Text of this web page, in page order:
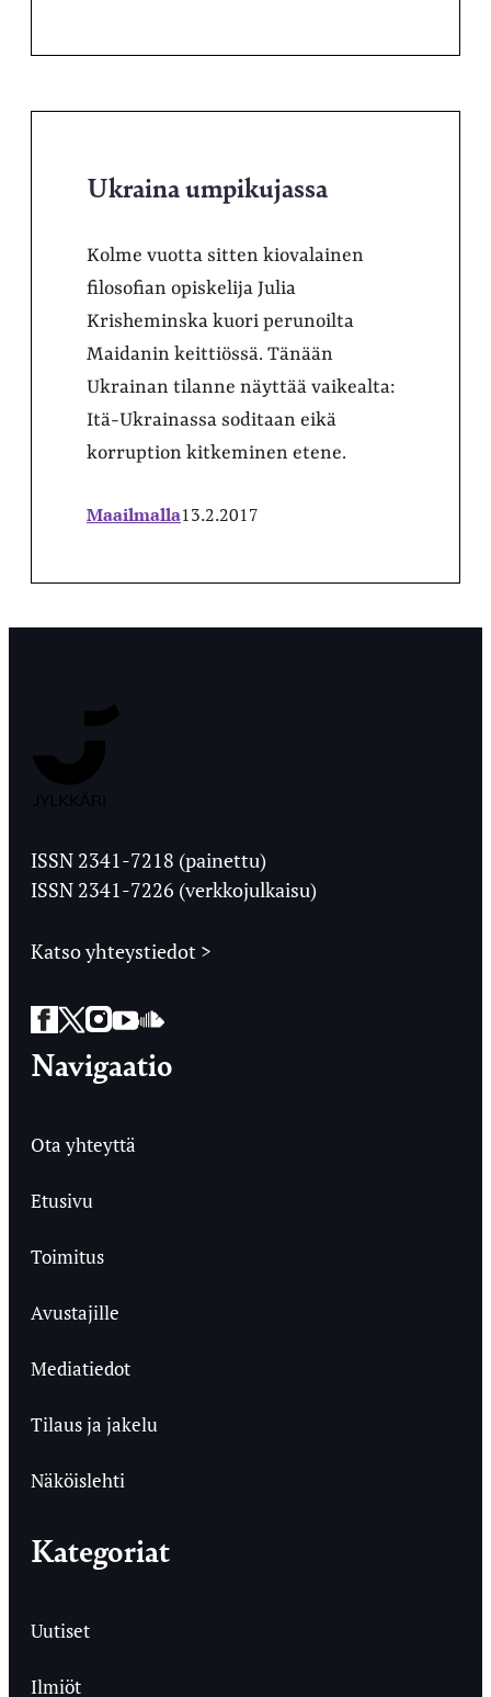
Ukraina umpikujassa
Kolme vuotta sitten kiovalainen
filosofian opiskelija Julia
Krisheminska kuori perunoilta
Maidanin keittiössä. Tänään
Ukrainan tilanne näyttää vaikealta:
Itä-Ukrainassa soditaan eikä
korruption kitkeminen etene.
Maailmalla13.2.2017
Ylioppilaslehti
ISSN 2341-7218 (painettu)
ISSN 2341-7226 (verkkojulkaisu)
Katso yhteystiedot >
Facebook
Twitter
Instagram
YouTube
SoundCloud
Navigaatio
Ota yhteyttä
Etusivu
Toimitus
Avustajille
Mediatiedot
Tilaus ja jakelu
Näköislehti
Kategoriat
Uutiset
Ilmiöt